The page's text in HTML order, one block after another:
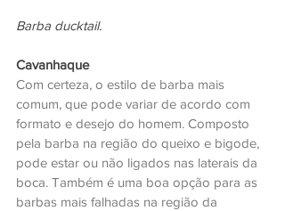
Barba ducktail.
Cavanhaque
Com certeza, o estilo de barba mais
comum, que pode variar de acordo com
formato e desejo do homem. Composto
pela barba na região do queixo e bigode,
pode estar ou não ligados nas laterais da
boca. Também é uma boa opção para as
barbas mais falhadas na região da